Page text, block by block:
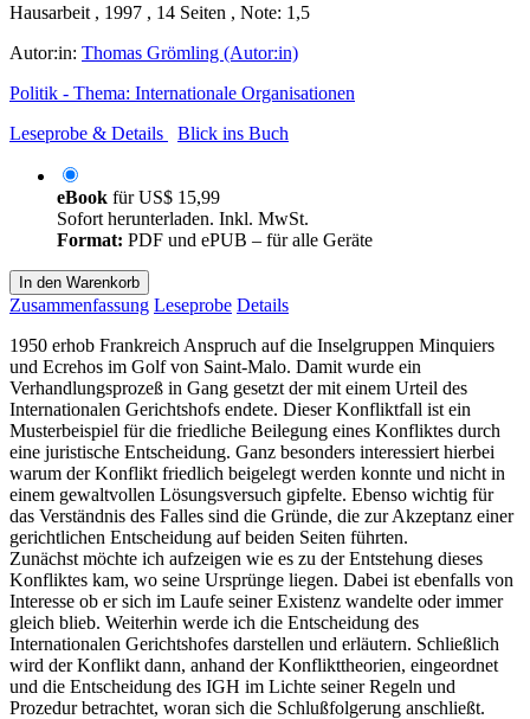
Hausarbeit , 1997 , 14 Seiten , Note: 1,5
Autor:in: Thomas Grömling (Autor:in)
Politik - Thema: Internationale Organisationen
Leseprobe & Details
Blick ins Buch
eBook fürUS$ 15,99
Sofort herunterladen. Inkl. MwSt.
Format: PDF und ePUB – für alle Geräte
In den Warenkorb
Zusammenfassung Leseprobe Details
1950 erhob Frankreich Anspruch auf die Inselgruppen Minquiers
und Ecrehos im Golf von Saint-Malo. Damit wurde ein
Verhandlungsprozeß in Gang gesetzt der mit einem Urteil des
Internationalen Gerichtshofs endete. Dieser Konfliktfall ist ein
Musterbeispiel für die friedliche Beilegung eines Konfliktes durch
eine juristische Entscheidung. Ganz besonders interessiert hierbei
warum der Konflikt friedlich beigelegt werden konnte und nicht in
einem gewaltvollen Lösungsversuch gipfelte. Ebenso wichtig für
das Verständnis des Falles sind die Gründe, die zur Akzeptanz einer
gerichtlichen Entscheidung auf beiden Seiten führten.
Zunächst möchte ich aufzeigen wie es zu der Entstehung dieses
Konfliktes kam, wo seine Ursprünge liegen. Dabei ist ebenfalls von
Interesse ob er sich im Laufe seiner Existenz wandelte oder immer
gleich blieb. Weiterhin werde ich die Entscheidung des
Internationalen Gerichtshofes darstellen und erläutern. Schließlich
wird der Konflikt dann, anhand der Konflikttheorien, eingeordnet
und die Entscheidung des IGH im Lichte seiner Regeln und
Prozedur betrachtet, woran sich die Schlußfolgerung anschließt.